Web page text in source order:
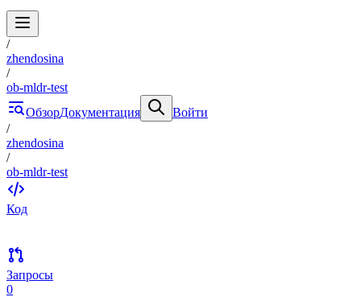
/
zhendosina
/
ob-mldr-test
ОбзорДокументация
Войти
/
zhendosina
/
ob-mldr-test
Код
Запросы
0